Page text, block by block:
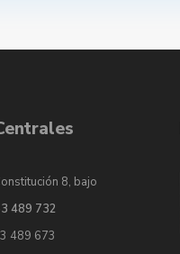
8, bajo
489 732
489 673